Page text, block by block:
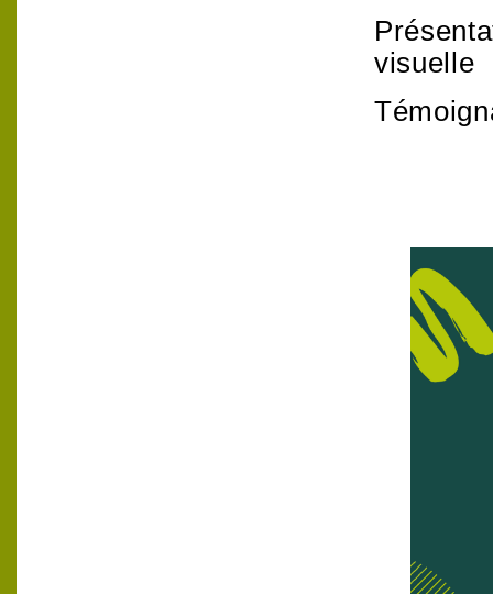
visuelle